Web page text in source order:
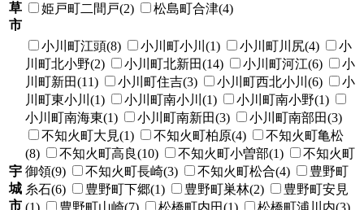
草
市
姫戸町二間戸(2)
松島町合津(4)
宇
城
市
小川町江頭(8) 小川町小川(1) 小川町川尻(4)
小
川町北小野(2)
小川町北新田(14) 小川町河江(6)
小
川町新田(11)
小川町住吉(3) 小川町西北小川(6)
小
川町東小川(1)
小川町南小川(1)
小川町南小野(1)
小川町南海東(1)
小川町南新田(3)
小川町南部田(3)
不知火町大見(1)
不知火町柏原(4)
不知火町亀松
(8)
不知火町高良(10) 不知火町小曽部(1)
不知火町
御領(9)
不知火町長崎(3) 不知火町松合(4)
豊野町
糸石(6)
豊野町下郷(1) 豊野町巣林(2)
豊野町安見
(1)
豊野町山崎(7) 松橋町内田(1)
松橋町浦川内(3)